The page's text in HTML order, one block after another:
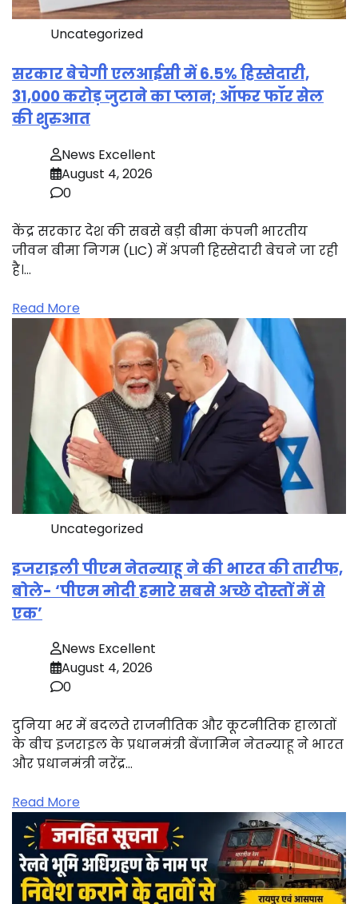
Uncategorized
सरकार बेचेगी एलआईसी में 6.5% हिस्सेदारी,
31,000 करोड़ जुटाने का प्लान; ऑफर फॉर सेल
की शुरुआत
News Excellent
August 4, 2026
0
केंद्र सरकार देश की सबसे बड़ी बीमा कंपनी भारतीय
जीवन बीमा निगम (LIC) में अपनी हिस्सेदारी बेचने जा रही
है।…
Read More
Uncategorized
इजराइली पीएम नेतन्याहू ने की भारत की तारीफ,
बोले- ‘पीएम मोदी हमारे सबसे अच्छे दोस्तों में से
एक’
News Excellent
August 4, 2026
0
दुनिया भर में बदलते राजनीतिक और कूटनीतिक हालातों
के बीच इजराइल के प्रधानमंत्री बेंजामिन नेतन्याहू ने भारत
और प्रधानमंत्री नरेंद्र…
Read More